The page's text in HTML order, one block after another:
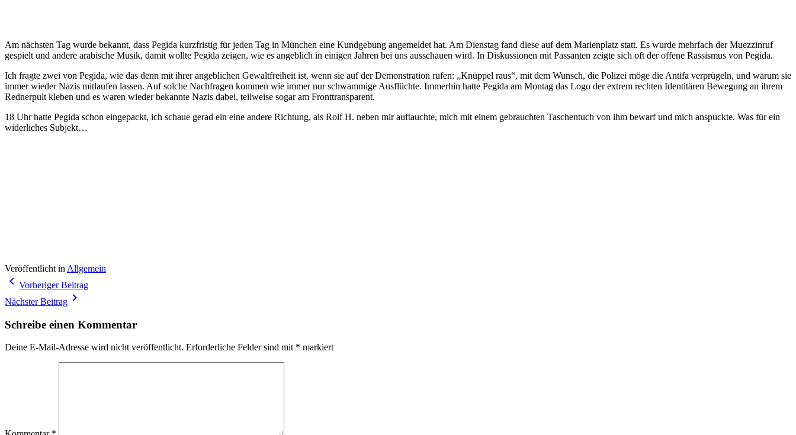
Am nächsten Tag wurde bekannt, dass Pegida kurzfristig für jeden Tag in München eine Kundgebung angemeldet hat. Am Dienstag fand diese auf dem Marienplatz statt. Es wurde mehrfach der Muezzinruf
gespielt und andere arabische Musik, damit wollte Pegida zeigen, wie es angeblich in einigen Jahren bei uns ausschauen wird. In Diskussionen mit Passanten zeigte sich oft der offene Rassismus von Pegida.
Ich fragte zwei von Pegida, wie das denn mit ihrer angeblichen Gewaltfreiheit ist, wenn sie auf der Demonstration rufen: „Knüppel raus“, mit dem Wunsch, die Polizei möge die Antifa verprügeln, und warum sie
immer wieder Nazis mitlaufen lassen. Auf solche Nachfragen kommen wie immer nur schwammige Ausflüchte. Immerhin hatte Pegida am Montag das Logo der extrem rechten Identitären Bewegung an ihrem
Rednerpult kleben und es waren wieder bekannte Nazis dabei, teilweise sogar am Fronttransparent.
18 Uhr hatte Pegida schon eingepackt, ich schaue gerad ein eine andere Richtung, als Rolf H. neben mir auftauchte, mich mit einem gebrauchten Taschentuch von ihm bewarf und mich anspuckte. Was für ein
widerliches Subjekt…
Veröffentlicht in Allgemein
Beitragsnavigation
navigate_before Vorheriger Beitrag
Nächster Beitrag navigate_next
Schreibe einen Kommentar
Deine E-Mail-Adresse wird nicht veröffentlicht. Erforderliche Felder sind mit * markiert